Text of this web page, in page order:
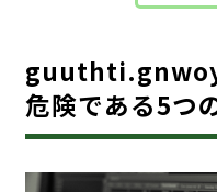
危険である5つ